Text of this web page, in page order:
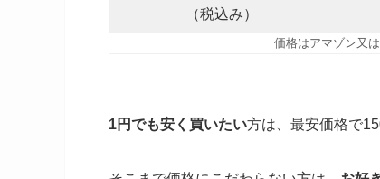
（税込み）
価格はアマゾン又
1円でも安く買いたい方は、最安価格で